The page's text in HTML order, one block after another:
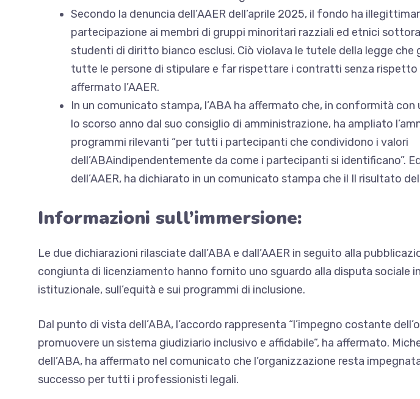
Secondo la denuncia dell’AAER dell’aprile 2025, il fondo ha
partecipazione ai membri di gruppi minoritari razziali ed etnici
studenti di diritto bianco esclusi. Ciò violava le tutele della legge che
tutte le persone di stipulare e far rispettare i contratti senza rispetto
affermato l’AAER.
In un comunicato stampa, l’ABA ha affermato che, in conformità
lo scorso anno dal suo consiglio di amministrazione, ha ampliato
programmi rilevanti “pertutti i partecipanti che condividono i valori
dell’ABAindipendentemente da come i partecipanti si identificano”.
dell’AAER, ha dichiarato in un comunicato stampa che il Il risultato del
Informazioni sull’immersione:
Le due dichiarazioni rilasciate dall’ABA e dall’AAER in seguito alla
congiunta di licenziamento hanno fornito uno sguardo alla disputa sociale
istituzionale, sull’equità e sui programmi di inclusione.
Dal punto di vista dell’ABA, l’accordo rappresenta “l’impegno costante
promuovere un sistema giudiziario inclusivo e affidabile”, ha affermato.
dell’ABA, ha affermato nel comunicato che l’organizzazione resta
successo per tutti i professionisti legali.